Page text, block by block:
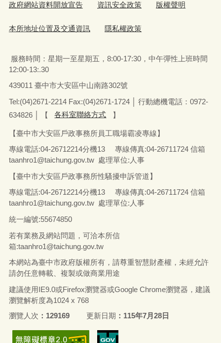
政府網站資料開放宣告 資訊安全政策 版權聲明
本所地址位置及交通資訊 隱私權政策
服務時間：星期一至星期五 ， 8:00-17:30，中午彈性上班時間
12:00-13:.30
439011 臺中市大安區中山南路302號
Tel:(04)2671-2214 Fax:(04)2671-1724 │ 行動總機電話：0972-
634826
【 各科室聯絡方式 】
【臺中市大安區戶政事務所員工職場霸凌專線】
專線電話:04-26712214分機13 專線傳真:04-26711724 信箱
taanhro1@taichung.gov.tw 處理單位:人事
【臺中市大安區戶政事務所性騷擾申訴管道】
專線電話:04-26712214分機13 專線傳真:04-26711724 信箱
taanhro1@taichung.gov.tw 處理單位:人事
統一編號:55674850
若有業務及網站問題，可洽本所信
箱:taanhro1@taichung.gov.tw
本網站為臺中市政府版權所有，請尊重智慧財產權，未經允許
請勿任意轉載、複製或做商業用途
建議使用IE9.0或Firefox瀏覽器或Google Chrome瀏覽器，建議
瀏覽解析度為1024 x 768
瀏覽人次
129169 更新日期 115年7月28日